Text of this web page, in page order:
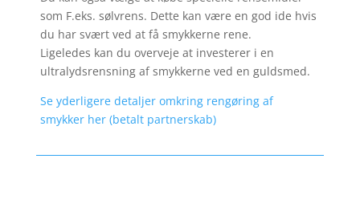
som F.eks. sølvrens. Dette kan være en god ide hvis
du har svært ved at få smykkerne rene.
Ligeledes kan du overveje at investerer i en
ultralydsrensning af smykkerne ved en guldsmed.
Se yderligere detaljer omkring rengøring af
smykker her (betalt partnerskab)